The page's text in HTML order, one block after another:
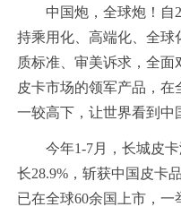
中国炮，全球炮！自
持乘用化、高端化、全球
质标准、审美诉求，全
皮卡市场的领军产品，
一较高下，让世界看到中
今年1-7月，长城皮
长28.9%，斩获中国皮卡
已在全球60余国上市，